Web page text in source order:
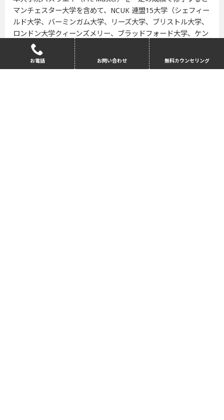
マンチェスター大学を含めて、NCUK 連盟15大学（シェフィー
ルド大学、バーミンガム大学、リーズ大学、ブリストル大学、
ロンドン大学クィーンズメリー、ブラッドフォード大学、ケン
ト大学など）への入学も可能です。また大学によっては、Pre
Master入学時のGPAも軽減されます。（例：2.0+）詳細は、お
問い合わせください。
お電話 お問い合わせ 無料カウンセリング